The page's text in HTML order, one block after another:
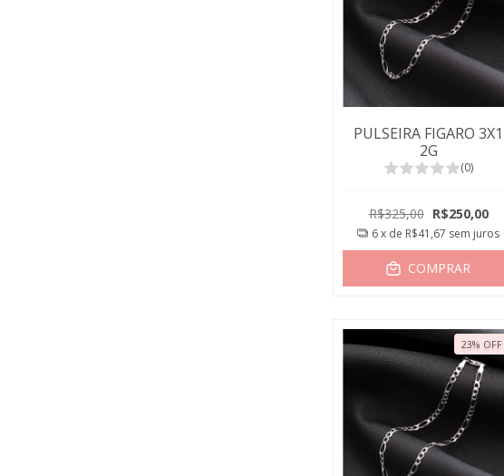
PULSEIRA FIGARO 3X1
2G
(0)
R$325,00 R$250,00
6x de R$41,67 sem juros
COMPRAR
23% OFF